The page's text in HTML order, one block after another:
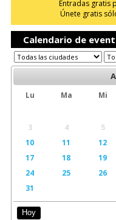
Entradas gratis
Únete gratis
Calendario de
Lu Ma Mi
3
4 5
10
11 12
17
18 19
24
25 26
31
Hoy